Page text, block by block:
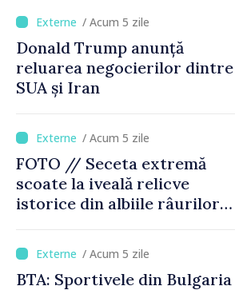
acoperit în proporție de
până la 44%/ Acum 5 zile
Donald Trump anunță
reluarea negocierilor dintre
SUA și Iran
/ Acum 5 zile
FOTO // Seceta extremă
scoate la iveală relicve
istorice din albiile râurilor
/ Acum 5 zile
BTA: Sportivele din Bulgaria